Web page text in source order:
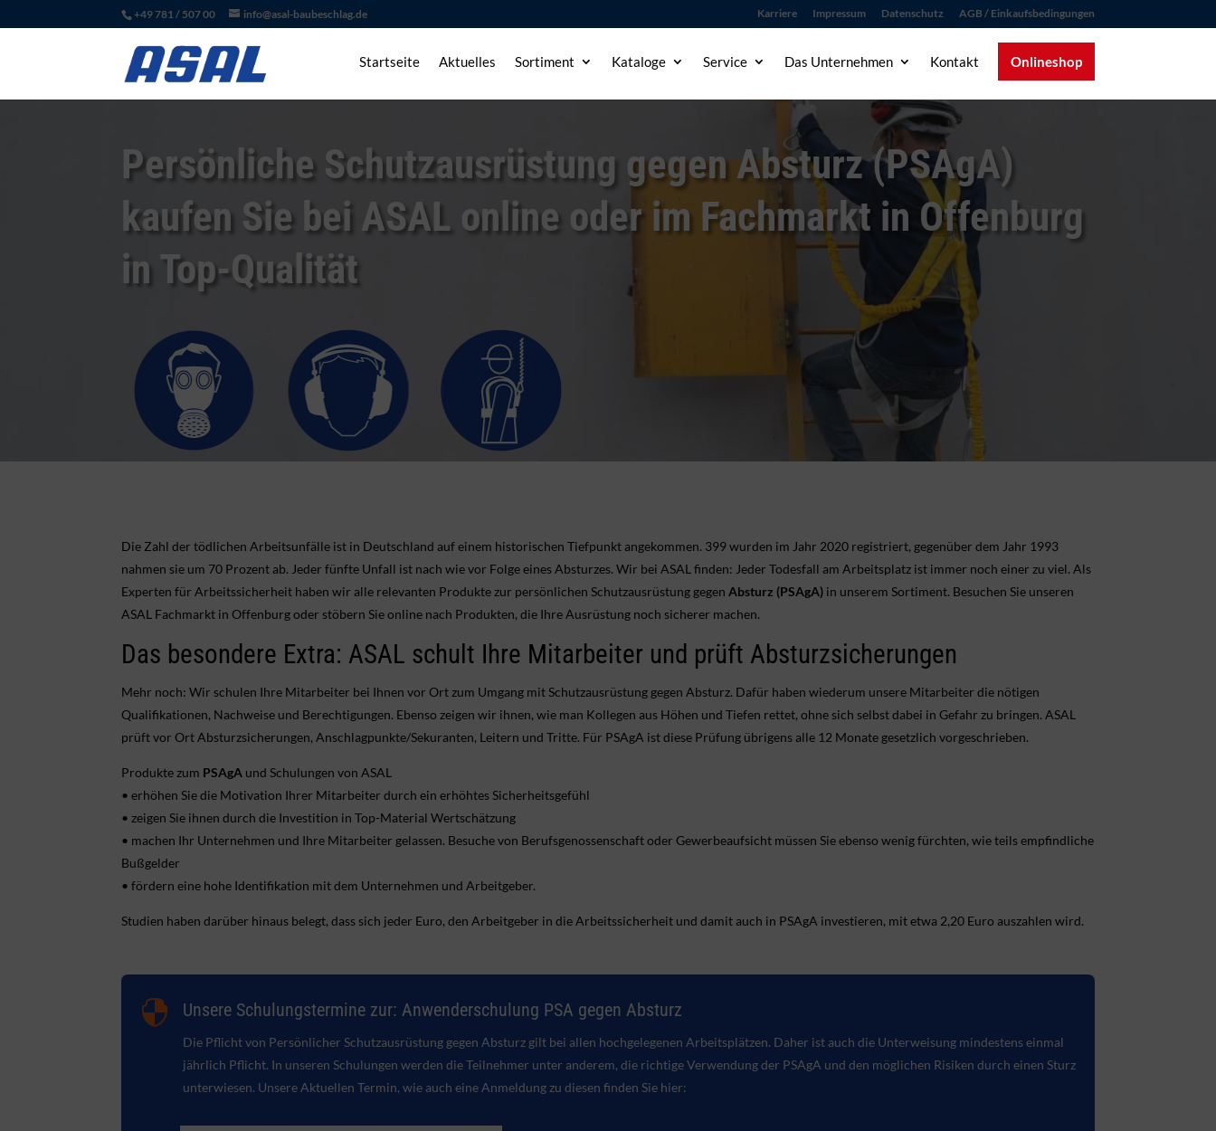
+49 781 / 507 00 info@asal-baubeschlag.de Karriere Impressum Datenschutz AGB / Einkaufsbedingungen
Startseite Aktuelles Sortiment Kataloge Service Das Unternehmen Kontakt Onlineshop
Persönliche Schutzausrüstung gegen Absturz (PSAgA)
kaufen Sie bei ASAL online oder im Fachmarkt in Offenburg
in Top-Qualität
Die Zahl der tödlichen Arbeitsunfälle ist in Deutschland auf einem historischen Tiefpunkt angekommen. 399 wurden im Jahr 2020 registriert, gegenüber dem Jahr 1993
nahmen sie um 70 Prozent ab. Jeder fünfte Unfall ist nach wie vor Folge eines Absturzes. Wir bei ASAL finden: Jeder Todesfall am Arbeitsplatz ist immer noch einer zu viel. Als
Experten für Arbeitssicherheit haben wir alle relevanten Produkte zur persönlichen Schutzausrüstung gegen Absturz (PSAgA) in unserem Sortiment. Besuchen Sie unseren
ASAL Fachmarkt in Offenburg oder stöbern Sie online nach Produkten, die Ihre Ausrüstung noch sicherer machen.
Das besondere Extra: ASAL schult Ihre Mitarbeiter und prüft Absturzsicherungen
Mehr noch: Wir schulen Ihre Mitarbeiter bei Ihnen vor Ort zum Umgang mit Schutzausrüstung gegen Absturz. Dafür haben wiederum unsere Mitarbeiter die nötigen
Qualifikationen, Nachweise und Berechtigungen. Ebenso zeigen wir ihnen, wie man Kollegen aus Höhen und Tiefen rettet, ohne sich selbst dabei in Gefahr zu bringen. ASAL
prüft vor Ort Absturzsicherungen, Anschlagpunkte/Sekuranten, Leitern und Tritte. Für PSAgA ist diese Prüfung übrigens alle 12 Monate gesetzlich vorgeschrieben.
Produkte zum PSAgA und Schulungen von ASAL
• erhöhen Sie die Motivation Ihrer Mitarbeiter durch ein erhöhtes Sicherheitsgefühl
• zeigen Sie ihnen durch die Investition in Top-Material Wertschätzung
• machen Ihr Unternehmen und Ihre Mitarbeiter gelassen. Besuche von Berufsgenossenschaft oder Gewerbeaufsicht müssen Sie ebenso wenig fürchten, wie teils empfindliche
Bußgelder
• fördern eine hohe Identifikation mit dem Unternehmen und Arbeitgeber.
Studien haben darüber hinaus belegt, dass sich jeder Euro, den Arbeitgeber in die Arbeitssicherheit und damit auch in PSAgA investieren, mit etwa 2,20 Euro auszahlen wird.
 Unsere Schulungstermine zur: Anwenderschulung PSA gegen Absturz
Die Pflicht von Persönlicher Schutzausrüstung gegen Absturzgilt bei allen hochgelegenen Arbeitsplätzen. Daher ist auch die Unterweisung mindestens einmal
jährlich Pflicht. In unseren Schulungen werden die Teilnehmer unter anderem, die richtige Verwendung der PSAgA und den möglichen Risiken durch einen Sturz
unterwiesen. Unsere Aktuellen Termin, wie auch eine Anmeldung zu diesen finden Sie hier: